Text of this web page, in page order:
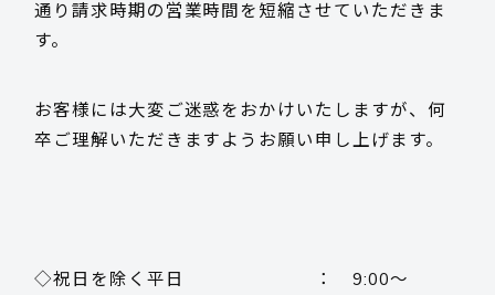
通り請求時期の営業時間を短縮させていただきま
す。
お客様には大変ご迷惑をおかけいたしますが、何
卒ご理解いただきますようお願い申し上げます。
◇祝日を除く平日 ： 9:00～